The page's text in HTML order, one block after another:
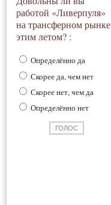
работой «Ливерпуля»
на трансферном рынке
этим летом? :
Определённо да
Скорее да, чем нет
Скорее нет, чем да
Определённо нет